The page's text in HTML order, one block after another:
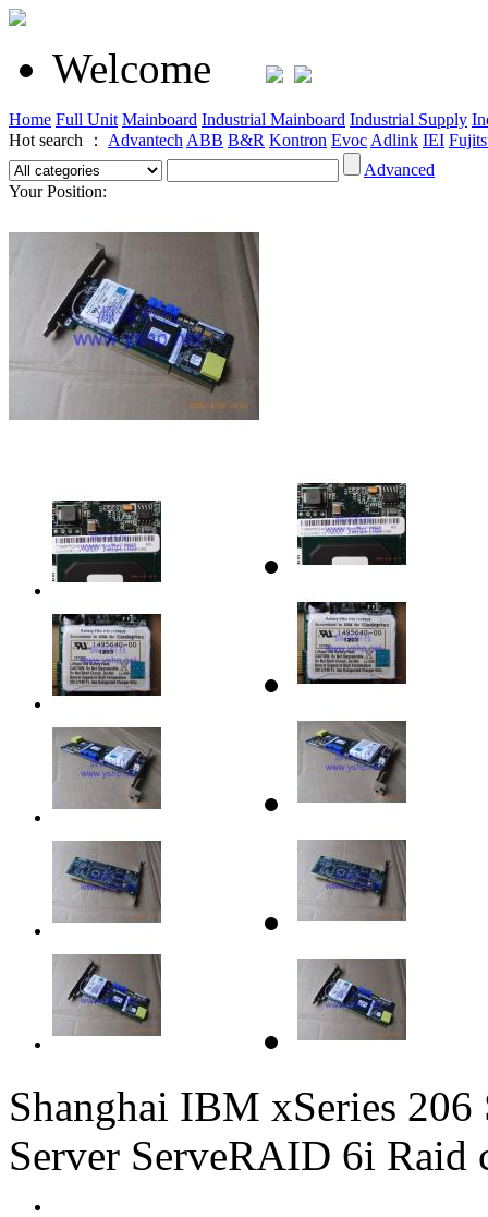
Welcome
Home Full Unit Mainboard Industrial Mainboard Industrial Supply
Hot search ： Advantech ABB B&R Kontron Evoc Adlink IEI
Advanced
Your Position:
Shanghai IBM xSeries
Server ServeRAID 6i Raid